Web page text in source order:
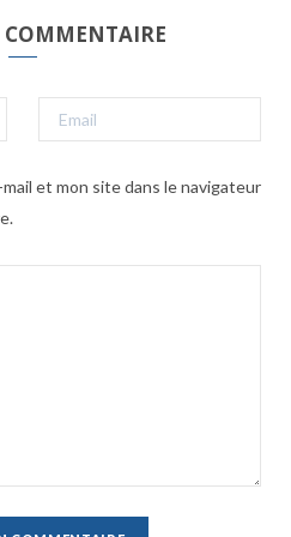
COMMENTAIRE
et mon site dans le navigateur